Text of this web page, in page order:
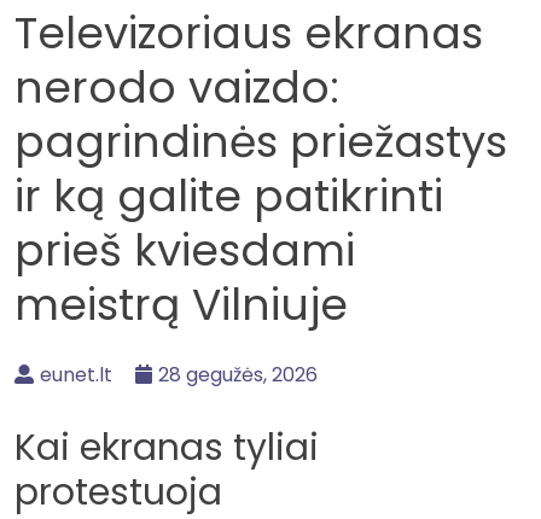
Televizoriaus ekranas
nerodo vaizdo:
pagrindinės priežastys
ir ką galite patikrinti
prieš kviesdami
meistrą Vilniuje
eunet.lt 28 gegužės, 2026
Kai ekranas tyliai
protestuoja